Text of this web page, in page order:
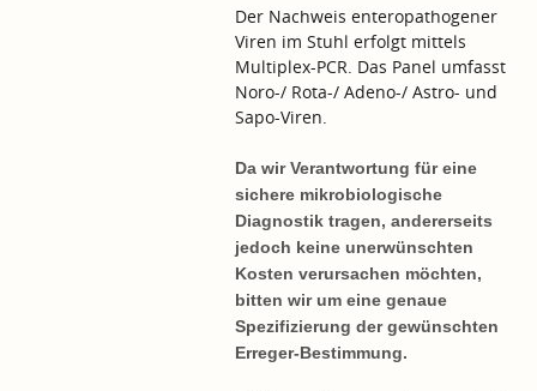
Der Nachweis enteropathogener
Viren im Stuhl erfolgt mittels
Multiplex-PCR. Das Panel umfasst
Noro-/ Rota-/ Adeno-/ Astro- und
Sapo-Viren.
Da wir Verantwortung für eine
sichere mikrobiologische
Diagnostik tragen, andererseits
jedoch keine unerwünschten
Kosten verursachen möchten,
bitten wir um eine genaue
Spezifizierung der gewünschten
Erreger-Bestimmung.